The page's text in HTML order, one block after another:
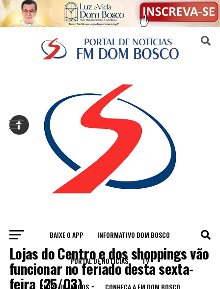
BAIXE O APP INFORMATIVO DOM BOSCO
PORTAL DE NOTÍCIAS TV
CLUBE DE AMIGOS CONHEÇA A FM DOM BOSCO
LEGADO
Lojas do Centro e dos shoppings vão
funcionar no feriado desta sexta-
feira (25/03)
Sair da versão mobile